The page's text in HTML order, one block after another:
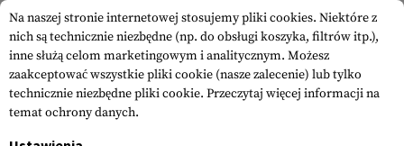
Na naszej stronie internetowej stosujemy pliki cookies. Niektóre z
nich są technicznie niezbędne (np. do obsługi koszyka, filtrów itp.),
inne służą celom marketingowym i analitycznym. Możesz
zaakceptować wszystkie pliki cookie (nasze zalecenie) lub tylko
technicznie niezbędne pliki cookie. Przeczytaj więcej informacji na
temat ochrony danych.